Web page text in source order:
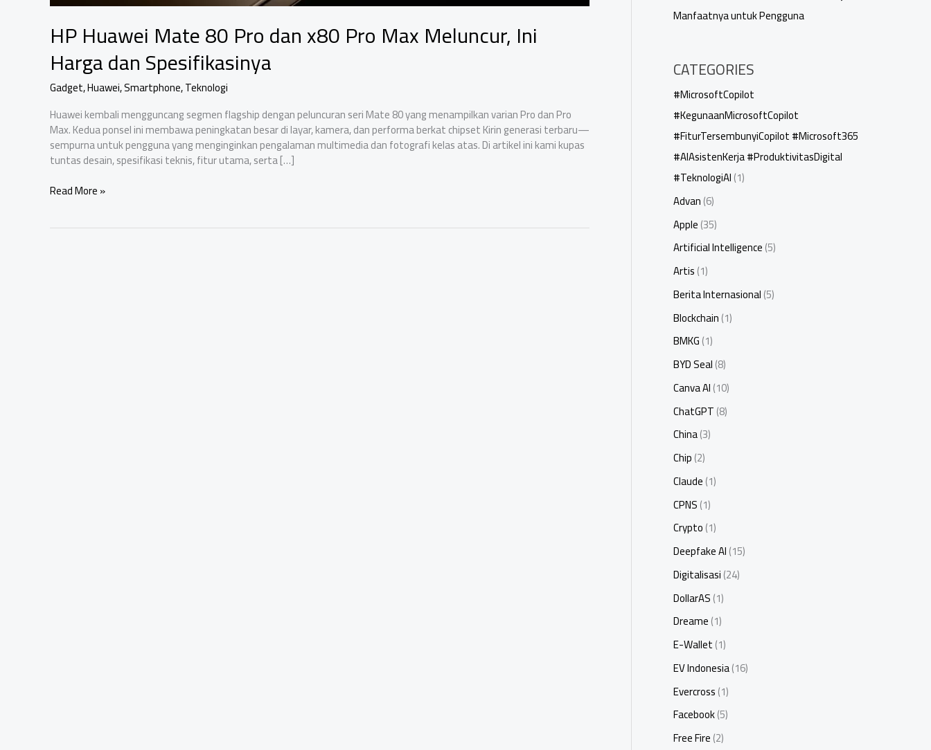
HP Huawei Mate 80 Pro dan x80 Pro Max Meluncur, Ini
Harga dan Spesifikasinya
Gadget,Huawei,Smartphone,Teknologi
Huawei kembali mengguncang segmen flagship dengan peluncuran seri Mate 80 yang menampilkan varian Pro dan Pro
Max. Kedua ponsel ini membawa peningkatan besar di layar, kamera, dan performa berkat chipset Kirin generasi terbaru—
sempurna untuk pengguna yang menginginkan pengalaman multimedia dan fotografi kelas atas. Di artikel ini kami kupas
tuntas desain, spesifikasi teknis, fitur utama, serta […]
HP
Read More »
Manfaatnya untuk Pengguna
CATEGORIES
#MicrosoftCopilot
#KegunaanMicrosoftCopilot
#FiturTersembunyiCopilot #Microsoft365
#AIAsistenKerja #ProduktivitasDigital
#TeknologiAI(1)
Advan(6)
Apple(35)
Artificial Intelligence(5)
Artis(1)
Berita Internasional(5)
Blockchain(1)
BMKG(1)
BYD Seal(8)
Canva AI(10)
ChatGPT(8)
China(3)
Chip(2)
Claude(1)
CPNS(1)
Crypto(1)
Deepfake AI(15)
Digitalisasi(24)
DollarAS(1)
Dreame(1)
E-Wallet(1)
EV Indonesia(16)
Evercross(1)
Facebook(5)
Free Fire(2)